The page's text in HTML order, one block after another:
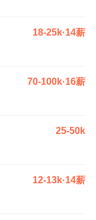
18-25k·14薪
70-100k·16薪
25-50k
12-13k·14薪